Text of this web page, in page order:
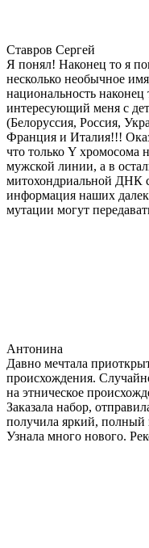
Ставров Сергей
Я понял! Наконец то я
несколько необычное
национальность наконец
интересующий меня с
(Белоруссия, Россия,
Франция и Италия!!!
что только Y хромосома
мужской линии, а в
митохондриальной ДНК
информация наших
мутации могут
Антонина
Давно мечтала
происхождения.
на этническое
Заказала набор,
получила яркий, полный
Узнала много нового.